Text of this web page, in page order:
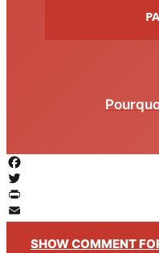
Facebook
Twitter
PrintFriendly
Email
SHOW COMMENT